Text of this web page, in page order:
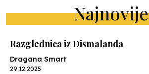
Najnovije
Razglednica iz Dismalanda
Dragana Smart
29.12.2025